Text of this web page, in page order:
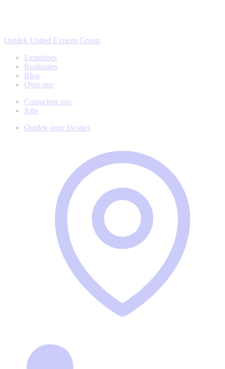
Ontdek United Experts Group
Expertises
Realisaties
Blog
Over ons
Contacteer ons
Jobs
Ontdek onze locaties